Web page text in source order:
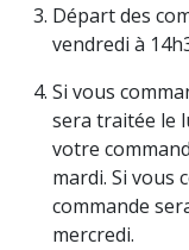
Départ des
vendredi à
Si vous
sera traitée le
votre
mardi. Si vous
commande
mercredi.